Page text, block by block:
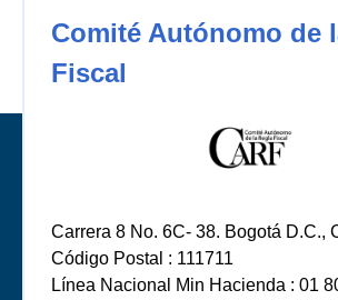
Comité Autónomo de
Fiscal
Carrera 8 No. 6C- 38. Bogotá D.C.,
Código Postal : 111711
Línea Nacional Min Hacienda : 01